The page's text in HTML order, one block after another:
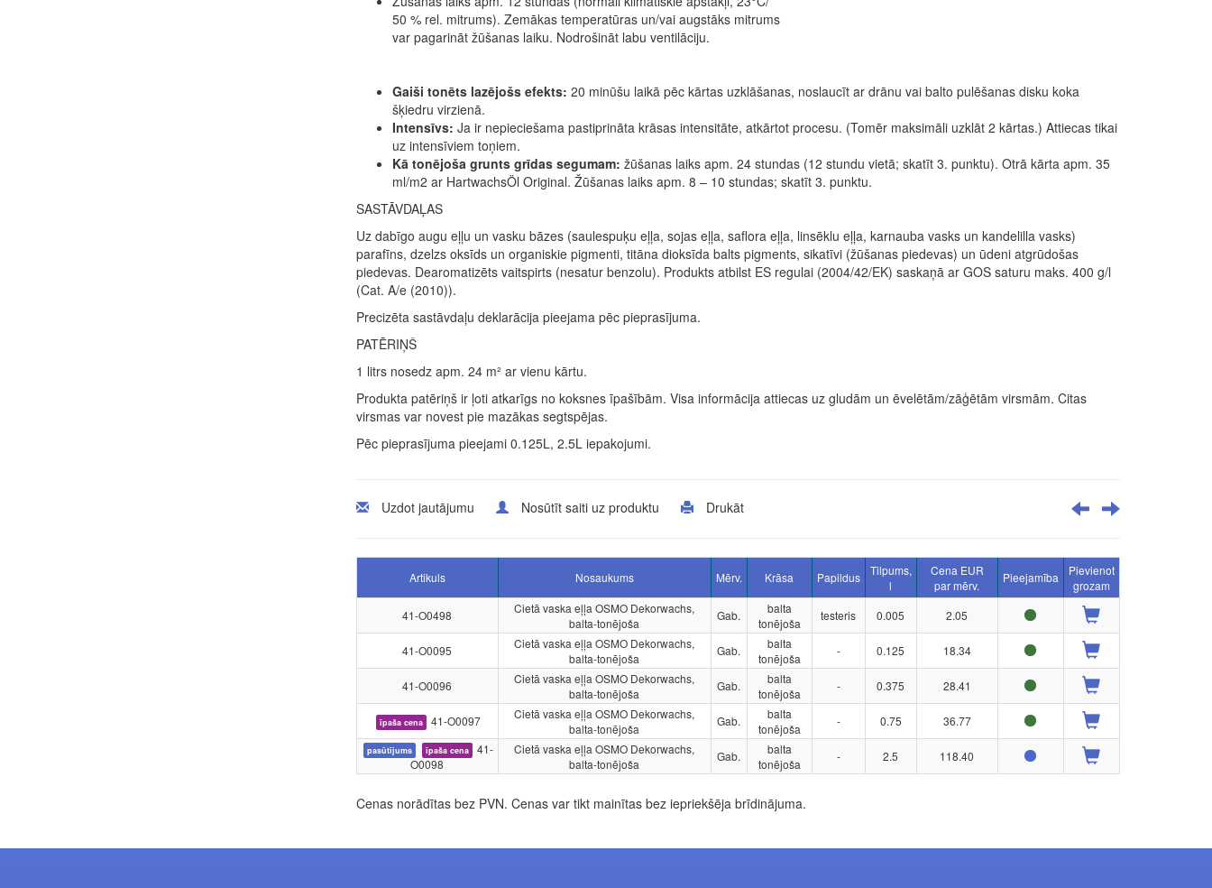
50 % rel. mitrums). Zemākas temperatūras un/vai augstāks mitrums
var pagarināt žūšanas laiku. Nodrošināt labu ventilāciju.
Gaiši tonēts lazējošs efekts: 20 minūšu laikā pēc kārtas uzklāšanas, noslaucīt ar drānu vai balto pulēšanas disku koka
šķiedru virzienā.
Intensīvs: Ja ir nepieciešama pastiprināta krāsas intensitāte, atkārtot procesu. (Tomēr maksimāli uzklāt 2 kārtas.) Attiecas tikai
uz intensīviem toņiem.
Kā tonējoša grunts grīdas segumam: žūšanas laiks apm. 24 stundas (12 stundu vietā; skatīt 3. punktu). Otrā kārta apm. 35
ml/m2 ar HartwachsÖl Original. Žūšanas laiks apm. 8 – 10 stundas; skatīt 3. punktu.
SASTĀVDAĻAS
Uz dabīgo augu eļļu un vasku bāzes (saulespuķu eļļa, sojas eļļa, saflora eļļa, linsēklu eļļa, karnauba vasks un kandelilla vasks)
parafīns, dzelzs oksīds un organiskie pigmenti, titāna dioksīda balts pigments, sikatīvi (žūšanas piedevas) un ūdeni atgrūdošas
piedevas. Dearomatizēts vaitspirts (nesatur benzolu). Produkts atbilst ES regulai (2004/42/EK) saskaņā ar GOS saturu maks. 400 g/l
(Cat. A/e (2010)).
Precizēta sastāvdaļu deklarācija pieejama pēc pieprasījuma.
PATĒRIŅŠ
1 litrs nosedz apm. 24 m² ar vienu kārtu.
Produkta patēriņš ir ļoti atkarīgs no koksnes īpašībām. Visa informācija attiecas uz gludām un ēvelētām/zāģētām virsmām. Citas
virsmas var novest pie mazākas segtspējas.
Pēc pieprasījuma pieejami 0.125L, 2.5L iepakojumi.
Uzdot jautājumu Nosūtīt saiti uz produktu Drukāt
Artikuls Nosaukums Mērv. Krāsa Papildus
Tilpums,
l
Cena EUR
par mērv.
Pieejamība
Pievienot
grozam
41-O0498
Cietā vaska eļļa OSMO Dekorwachs,
balta-tonējoša
Gab.
balta
tonējoša
testeris 0.005 2.05
41-O0095
Cietā vaska eļļa OSMO Dekorwachs,
balta-tonējoša
Gab.
balta
tonējoša
- 0.125 18.34
41-O0096
Cietā vaska eļļa OSMO Dekorwachs,
balta-tonējoša
Gab.
balta
tonējoša
- 0.375 28.41
īpaša cena 41-O0097
Cietā vaska eļļa OSMO Dekorwachs,
balta-tonējoša
Gab.
balta
tonējoša
- 0.75 36.77
pasūtījums īpaša cena
41-
O0098
Cietā vaska eļļa OSMO Dekorwachs,
balta-tonējoša
Gab.
balta
tonējoša
- 2.5 118.40
Cenas norādītas bez PVN. Cenas var tikt mainītas bez iepriekšēja brīdinājuma.